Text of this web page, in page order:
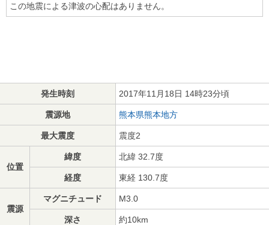
この地震による津波の心配はありません。
発生時刻 2017年11月18日 14時23分頃
震源地 熊本県熊本地方
最大震度 震度2
位置
緯度 北緯 32.7度
経度 東経 130.7度
震源
マグニチュード M3.0
深さ 約10km